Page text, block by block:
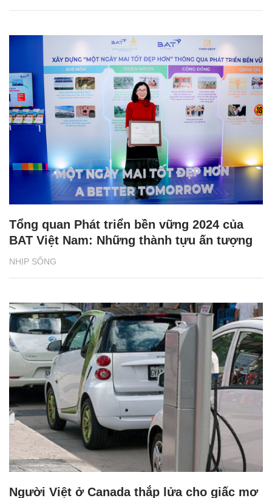
NHỊP SỐNG
Tổng quan Phát triển bền vững 2024 của
BAT Việt Nam: Những thành tựu ấn tượng
Người Việt ở Canada thắp lửa cho giấc mơ